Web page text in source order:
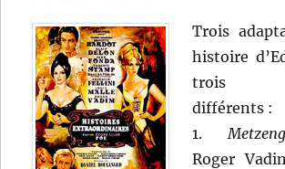
Trois
histoire
trois
différents :
1.
Roger